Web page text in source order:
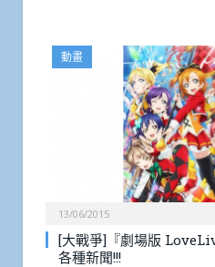
動畫
13/06/2015
[大戰爭]『劇場版
各種新聞!!!